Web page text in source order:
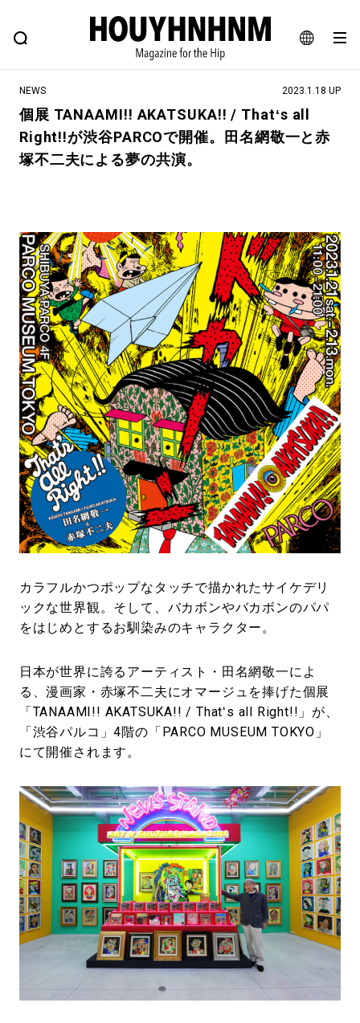
JA
EN
FEATURE BLOG SNAP
ヒップなファッション、カルチャー、ライフスタイルWEBマガジン
#注目のタグ
#NEW VINTAGE #マイナーグッド図鑑
#路地裏てぃーん。 #MONTHLY JOURNAL
#GH 銘品の所以 #フイナムのYouTube
#Commune H #FOCUS IT #AH.H
#ととけん #FASHION #MUSIC #MOVIE
#LIFESTYLE #SNEAKER #OUTDOOR
#SPORTS #HANDSOME HANDBOOK
NEWS 2023.1.18 UP
個展 TANAAMI!! AKATSUKA!! / Thatʻs all
Right!!が渋谷PARCOで開催。田名網敬一と赤
塚不二夫による夢の共演。
カラフルかつポップなタッチで描かれたサイケデリ
ックな世界観。そして、バカボンやバカボンのパパ
をはじめとするお馴染みのキャラクター。
日本が世界に誇るアーティスト・田名網敬一によ
る、漫画家・赤塚不二夫にオマージュを捧げた個展
「TANAAMI!! AKATSUKA!! / Thatʻs all Right!!」が、
「渋谷パルコ」4階の「PARCO MUSEUM TOKYO」
にて開催されます。